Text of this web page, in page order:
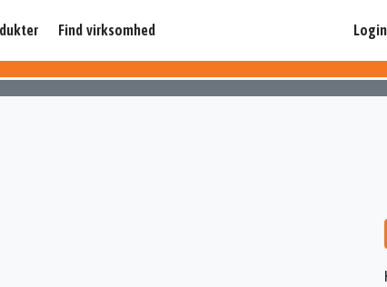
Find virksomhed Login